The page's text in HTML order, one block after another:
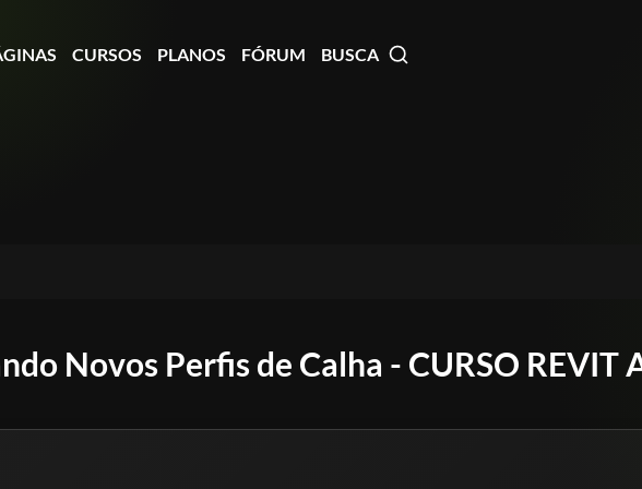
CURSOS PLANOS FÓRUM BUSCA
Novos Perfis de Calha - CURSO REVIT